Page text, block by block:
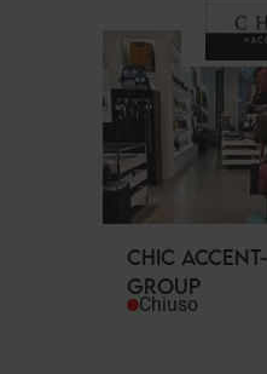
CHIC
GROUP
Chiuso